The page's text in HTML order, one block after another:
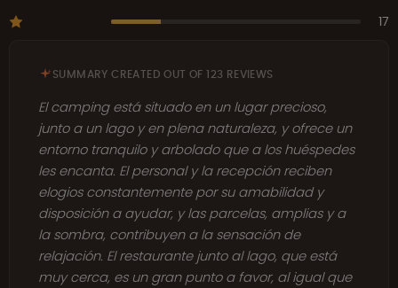
17
SUMMARY CREATED OUT OF 123 REVIEWS
El camping está situado en un lugar precioso,
junto a un lago y en plena naturaleza, y ofrece un
entorno tranquilo y arbolado que a los huéspedes
les encanta. El personal y la recepción reciben
elogios constantemente por su amabilidad y
disposición a ayudar, y las parcelas, amplias y a
la sombra, contribuyen a la sensación de
relajación. El restaurante junto al lago, que está
muy cerca, es un gran punto a favor, al igual que